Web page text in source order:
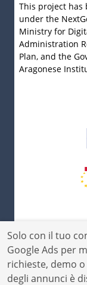
This project has
under the
Ministry for
Administration
Plan, and the
Aragonese
Solo con il tuo
Google Ads per
richieste, demo
degli annunci è